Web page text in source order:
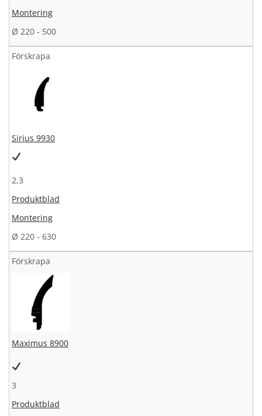
Montering
Ø 220 - 500
Förskrapa
Sirius 9930
2,3
Produktblad
Montering
Ø 220 - 630
Förskrapa
Maximus 8900
3
Produktblad